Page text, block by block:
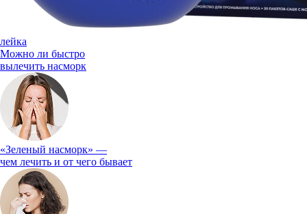
лейка
Можно ли быстро
вылечить насморк
«Зеленый насморк» —
чем лечить и от чего бывает